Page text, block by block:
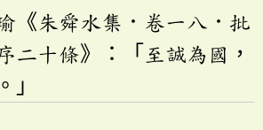
《朱舜水集．卷一八．批
二十條》：「至誠為國，
」